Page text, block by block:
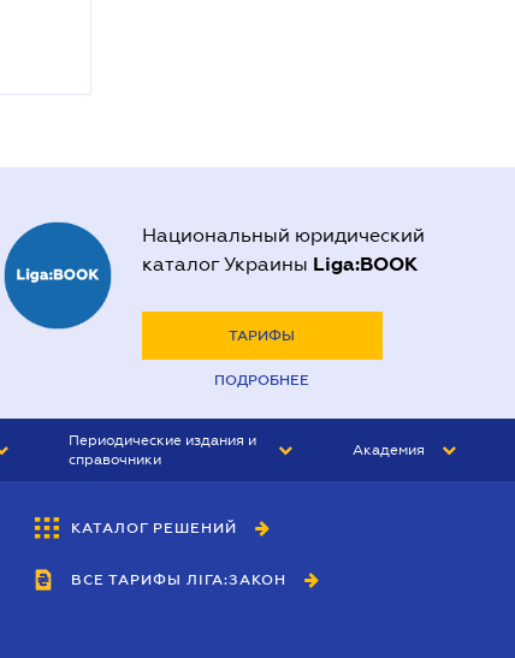
Национальный юридический
каталог Украины Liga:BOOK
ТАРИФЫ
ПОДРОБНЕЕ
Периодические издания и
справочники
БУХГАЛТЕР&ЗАКОН
ВЕСТНИК МСФО
Академия
КАТАЛОГ РЕШЕНИЙ
ВСЕ ТАРИФЫ ЛІГА:ЗАКОН